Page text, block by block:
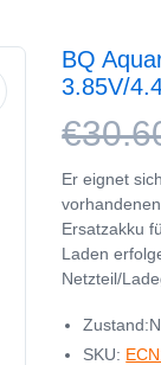
BQ
3.85V/
Er eignet
Ersatzakku
Laden
Netzteil/
SKU: